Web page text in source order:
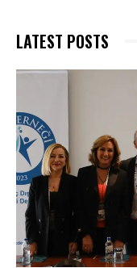
LATEST POSTS